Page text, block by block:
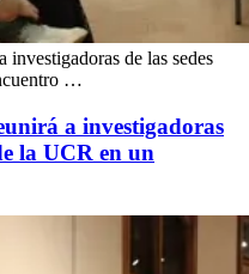
investigadoras de las sedes
…
a investigadoras
la UCR en un